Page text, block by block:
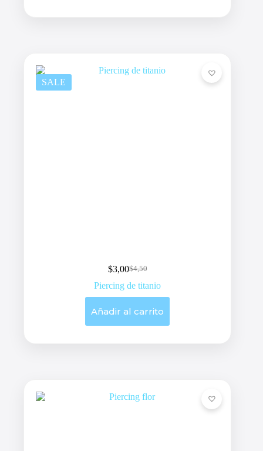
SALE
$4,50
Original
price
$3,00Current
price
Piercing de titanio
Añadir al carrito